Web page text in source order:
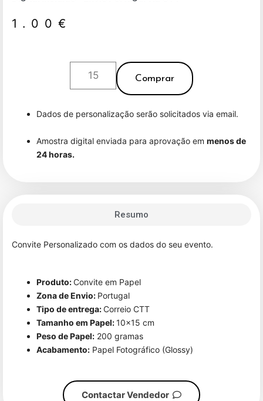
1.00 €
Comprar
Dados de personalização serão solicitados via email.
Amostra digital enviada para aprovação em menos de
24 horas.
Resumo
Convite Personalizado com os dados do seu evento.
Produto:Convite em Papel
Zona de Envio: Portugal
Tipo de entrega:Correio CTT
Tamanho em Papel:10×15 cm
Peso de Papel: 200 gramas
Acabamento: Papel Fotográfico (Glossy)
Contactar Vendedor